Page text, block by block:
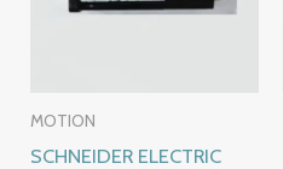
MOTION
SCHNEIDER ELECTRIC